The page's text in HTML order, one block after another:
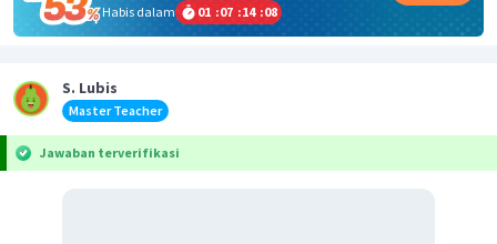
Habis dalam
01 :07 :14 :08
S. Lubis
Master Teacher
Jawaban terverifikasi